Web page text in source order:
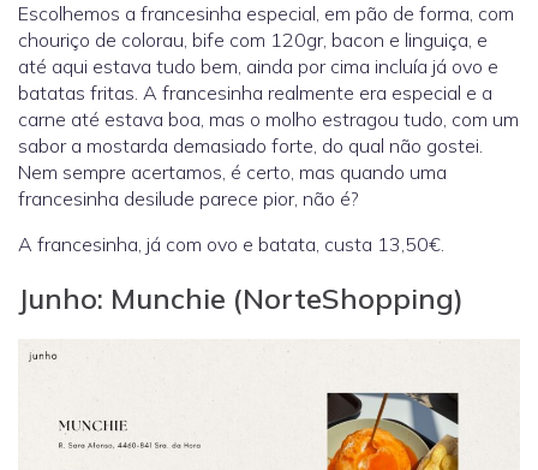
Escolhemos a francesinha especial, em pão de forma, com
chouriço de colorau, bife com 120gr, bacon e linguiça, e
até aqui estava tudo bem, ainda por cima incluía já ovo e
batatas fritas. A francesinha realmente era especial e a
carne até estava boa, mas o molho estragou tudo, com um
sabor a mostarda demasiado forte, do qual não gostei.
Nem sempre acertamos, é certo, mas quando uma
francesinha desilude parece pior, não é?
A francesinha, já com ovo e batata, custa 13,50€.
Junho: Munchie (NorteShopping)